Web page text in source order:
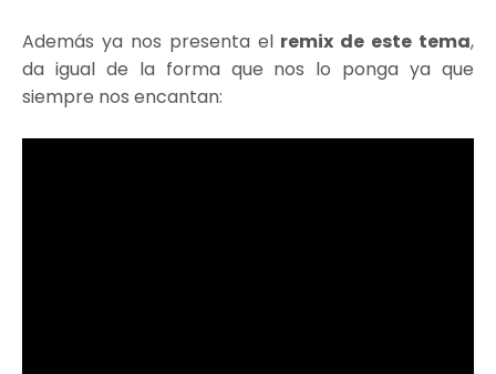
Además ya nos presenta el remix de este tema,
da igual de la forma que nos lo ponga ya que
siempre nos encantan: